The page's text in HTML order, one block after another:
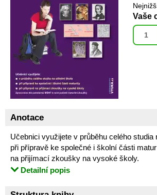
Vaše
Anotace
Učebnici využijete v průběhu celého studia
při přípravě ke společné i školní části
na přijímací zkoušky na vysoké školy.
Detailní popis